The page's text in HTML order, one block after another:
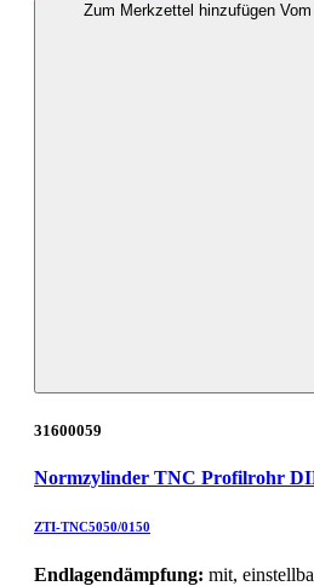
Zum Merkzettel hinzufügen
31600059
Normzylinder TNC Profilrohr
ZTI-TNC5050/0150
Endlagendämpfung: mit,